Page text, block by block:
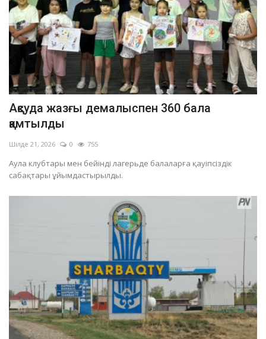
Ақсуда жазғы демалыспен 360 бала
қамтылды
Шілде 21, 2026 0 755
Аула клубтары мен бейінді лагерьде балаларға қауіпсіздік
сабақтары ұйымдастырылды.